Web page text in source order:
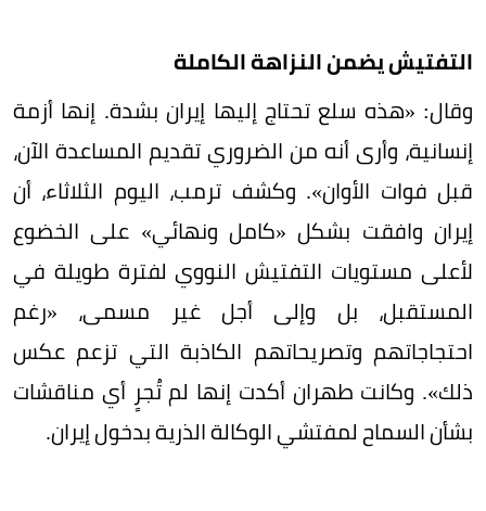
التفتيش يضمن النزاهة الكاملة
وقال: «هذه سلع تحتاج إليها إيران بشدة. إنها أزمة
إنسانية، وأرى أنه من الضروري تقديم المساعدة الآن،
قبل فوات الأوان». وكشف ترمب، اليوم الثلاثاء، أن
إيران وافقت بشكل «كامل ونهائي» على الخضوع
لأعلى مستويات التفتيش النووي لفترة طويلة في
المستقبل، بل وإلى أجل غير مسمى، «رغم
احتجاجاتهم وتصريحاتهم الكاذبة التي تزعم عكس
ذلك». وكانت طهران أكدت إنها لم تُجرٍ أي مناقشات
بشأن السماح لمفتشي الوكالة الذرية بدخول إيران.